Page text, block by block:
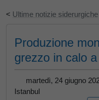
< Ultime notizie siderurgiche
Produzione
grezzo in calo
martedì, 24 giugno
Istanbul